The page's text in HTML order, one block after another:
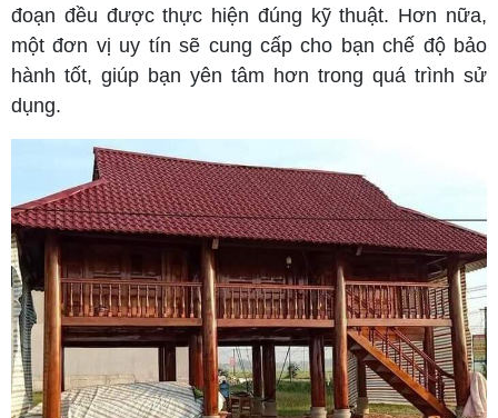
đoạn đều được thực hiện đúng kỹ thuật. Hơn nữa,
một đơn vị uy tín sẽ cung cấp cho bạn chế độ bảo
hành tốt, giúp bạn yên tâm hơn trong quá trình sử
dụng.